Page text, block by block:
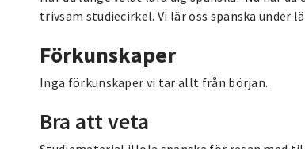
trivsam studiecirkel. Vi lär oss spanska
Förkunskaper
Inga förkunskaper vi tar allt från början.
Bra att veta